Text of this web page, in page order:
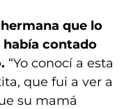
que lo
contado
“Yo conocí a esta
que fui a ver a
su mamá